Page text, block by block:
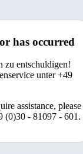
has occurred
zu entschuldigen!
unter +49
assistance, please
(0)30 - 81097 - 601.